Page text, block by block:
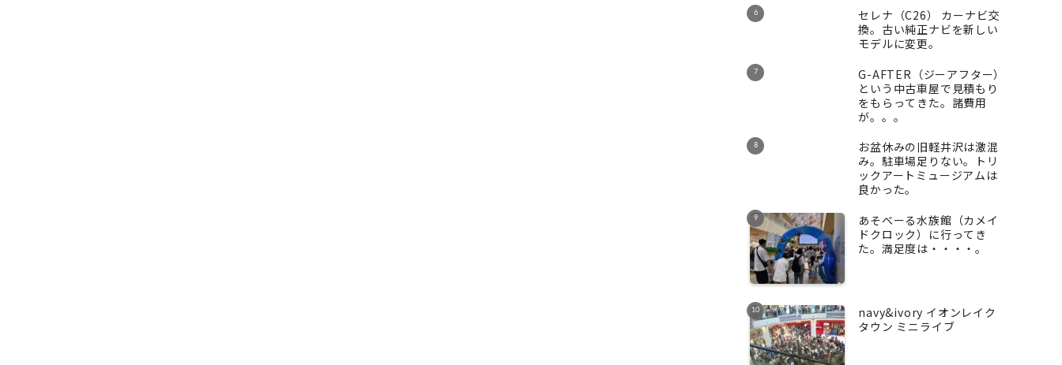
セレナ（C26） カーナビ交
換。古い純正ナビを新しい
モデルに変更。
G-AFTER（ジーアフター）
という中古車屋で見積もり
をもらってきた。諸費用
が。。。
お盆休みの旧軽井沢は激混
み。駐車場足りない。トリ
ックアートミュージアムは
良かった。
あそべーる水族館（カメイ
ドクロック）に行ってき
た。満足度は・・・・。
navy&ivory イオンレイク
タウン ミニライブ